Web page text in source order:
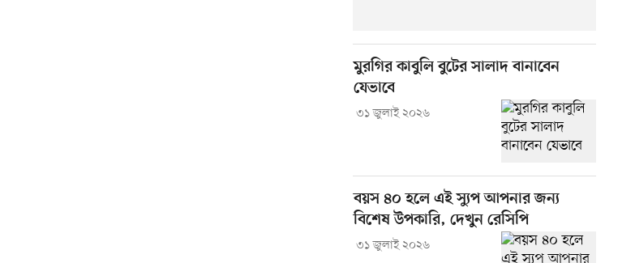
মুরগির কাবুলি বুটের সালাদ বানাবেন
যেভাবে
৩১ জুলাই ২০২৬
বয়স ৪০ হলে এই স্যুপ আপনার জন্য
বিশেষ উপকারি, দেখুন রেসিপি
৩১ জুলাই ২০২৬